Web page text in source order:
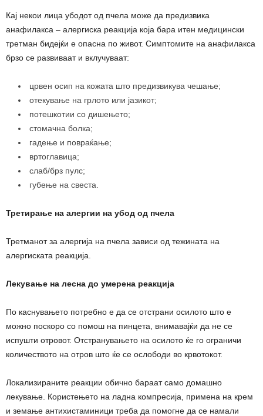
Кај некои лица убодот од пчела може да предизвика
анафилакса – алергиска реакција која бара итен медицински
третман бидејќи е опасна по живот. Симптомите на анафилакса
брзо се развиваат и вклучуваат:
црвен осип на кожата што предизвикува чешање;
отекување на грлото или јазикот;
потешкотии со дишењето;
стомачна болка;
гадење и повраќање;
вртоглавица;
слаб/брз пулс;
губење на свеста.
Третирање на алергии на убод од пчела
Третманот за алергија на пчела зависи од тежината на
алергиската реакција.
Лекување на лесна до умерена реакција
По каснувањето потребно е да се отстрани осилото што е
можно поскоро со помош на пинцета, внимавајќи да не се
испушти отровот. Отстранувањето на осилото ќе го ограничи
количеството на отров што ќе се ослободи во крвотокот.
Локализираните реакции обично бараат само домашно
лекување. Користењето на ладна компресија, примена на крем
и земање антихистаминици треба да помогне да се намали